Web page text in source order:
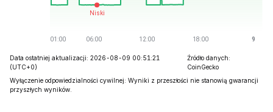
Data ostatniej aktualizacji: 2026-08-09 00:51:21
(UTC+0)
Źródło danych:
CoinGecko
Wyłączenie odpowiedzialności cywilnej: Wyniki z przeszłości nie stanowią gwarancji
przyszłych wyników.